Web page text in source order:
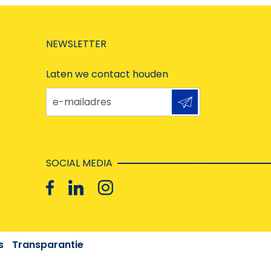
NEWSLETTER
Laten we contact houden
e-mailadres
SOCIAL MEDIA
Transparantie